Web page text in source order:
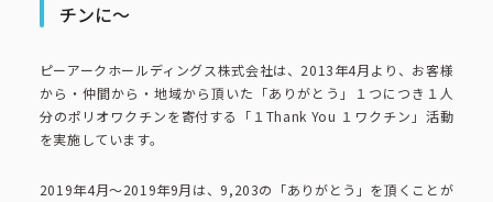
チンに～
ピーアークホールディングス株式会社は、2013年4月より、お客様
から・仲間から・地域から頂いた「ありがとう」１つにつき１人
分のポリオワクチンを寄付する「１Thank You １ワクチン」活動
を実施しています。
2019年4月～2019年9月は、9,203の「ありがとう」を頂くことが